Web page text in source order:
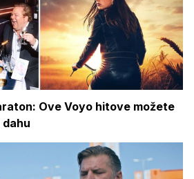
Ove Voyo hitove možete